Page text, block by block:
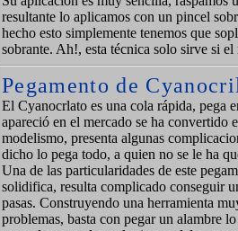
resultante lo aplicamos con un pincel
hecho esto simplemente tenemos que
sobrante. Ah!, esta técnica solo sirve si
Pegamento de
El Cyanocrlato es una cola rápida, pega
apareció en el mercado se ha convertido
modelismo, presenta algunas
dicho lo pega todo, a quien no se le ha
Una de las particularidades de este
solidifica, resulta complicado conseguir
pasas. Construyendo una herramienta
problemas, basta con pegar un alambre